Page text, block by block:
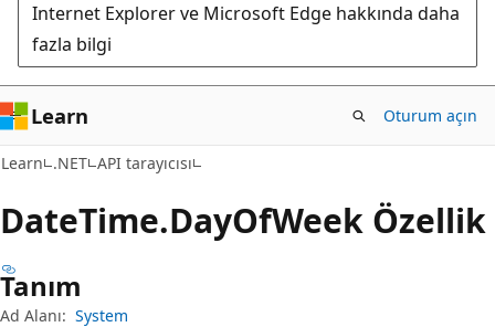
Internet Explorer ve Microsoft Edge hakkında daha
fazla bilgi
Learn Oturum açın
Learn .NET API tarayıcısı
DateTime.DayOfWeek Özellik
Tanım
Ad Alanı: System